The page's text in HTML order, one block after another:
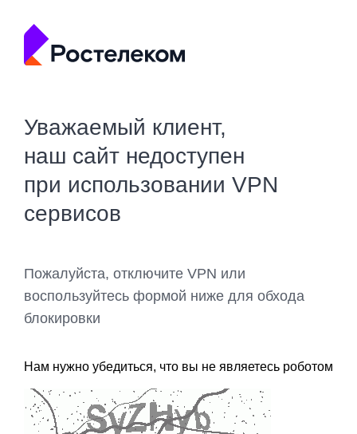
Уважаемый клиент,
наш сайт недоступен
при использовании VPN
сервисов
Пожалуйста, отключите VPN или
воспользуйтесь формой ниже для обхода
блокировки
Нам нужно убедиться, что вы не являетесь роботом